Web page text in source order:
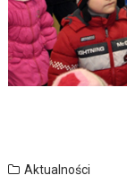
Aktualności